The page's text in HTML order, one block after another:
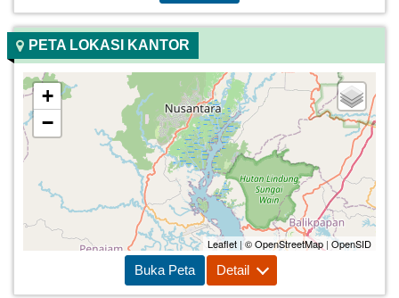
PETA LOKASI KANTOR
+
−
Leaflet |© OpenStreetMap | OpenSID
Buka Peta Detail